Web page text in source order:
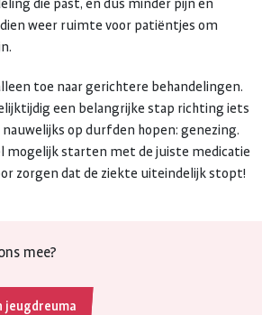
die past, en dus minder pijn en
weer ruimte voor patiëntjes om
toe naar gerichtere behandelingen.
een belangrijke stap richting iets
op durfden hopen: genezing.
mogelijk starten met de juiste medicatie
zorgen dat de ziekte uiteindelijk stopt!
mee?
jeugdreuma